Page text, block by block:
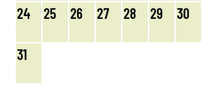
24 25 26 27 28 29 30
31